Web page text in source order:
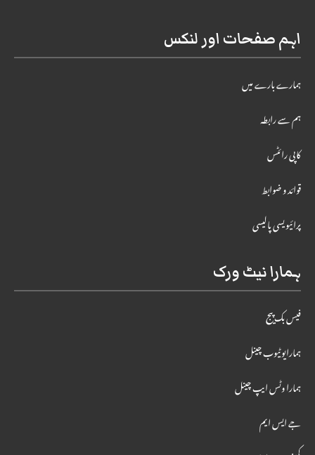
اہم صفحات اور لنکس
ہمارے بارے میں
ہم سے رابطہ
کاپی رائٹس
قوائد و ضوابط
پرائیویسی پالیسی
ہمارا نیٹ ورک
فیس بک پیج
ہمارایوٹیوب چینل
ہمارا وٹس ایپ چینل
جے ایس ایم